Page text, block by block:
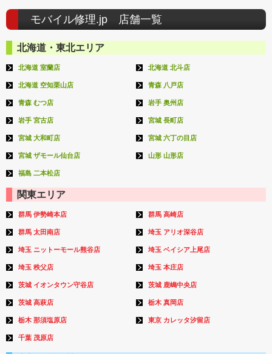
モバイル修理.jp 店舗一覧
北海道・東北エリア
北海道 室蘭店 北海道 北斗店
北海道 空知栗山店 青森 八戸店
青森 むつ店 岩手 奥州店
岩手 宮古店 宮城 長町店
宮城 大和町店 宮城 六丁の目店
宮城 ザモール仙台店 山形 山形店
福島 二本松店
関東エリア
群馬 伊勢崎本店 群馬 高崎店
群馬 太田南店 埼玉 アリオ深谷店
埼玉 ニットーモール熊谷店 埼玉 ベイシア上尾店
埼玉 秩父店 埼玉 本庄店
茨城 イオンタウン守谷店 茨城 鹿嶋中央店
茨城 高萩店 栃木 真岡店
栃木 那須塩原店 東京 カレッタ汐留店
千葉 茂原店